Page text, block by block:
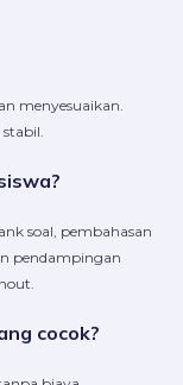
menyesuaikan.
soal, pembahasan
pendampingan
cocok?